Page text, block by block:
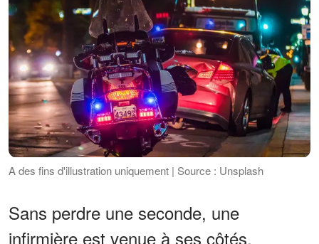
A des fins d'illustration uniquement | Source : Unsplash
Sans perdre une seconde, une
infirmière est venue à ses côtés.